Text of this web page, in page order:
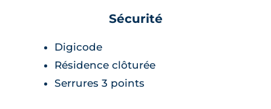
Sécurité
Digicode
Résidence clôturée
Serrures 3 points